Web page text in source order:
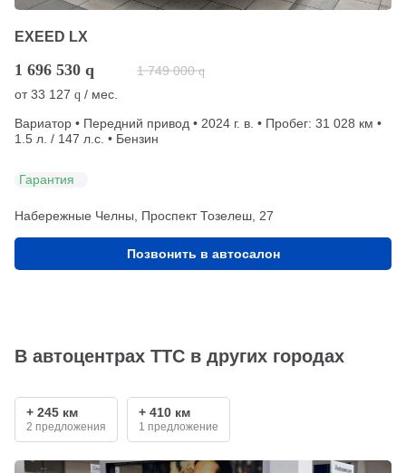
EXEED LX
1 696 530 q 1 749 000 q
от33 127 q / мес.
Вариатор • Передний привод • 2024 г. в. • Пробег: 31 028 км •
1.5 л. / 147 л.с. • Бензин
Гарантия
Набережные Челны, Проспект Тозелеш, 27
Позвонить в автосалон
В автоцентрах ТТС в других городах
+ 245 км
2 предложения
+ 410 км
1 предложение